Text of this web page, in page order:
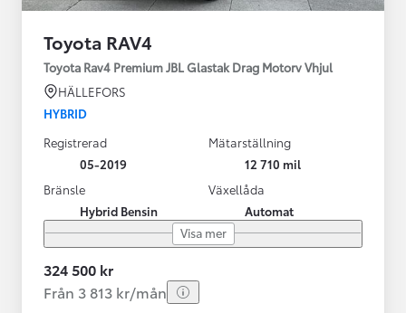
Toyota RAV4
Toyota Rav4 Premium JBL Glastak Drag Motorv Vhjul
HÄLLEFORS
HYBRID
Registrerad
05-2019
Mätarställning
12 710 mil
Bränsle
Hybrid Bensin
Växellåda
Automat
Visa mer
324 500 kr
Från 3 813 kr/mån